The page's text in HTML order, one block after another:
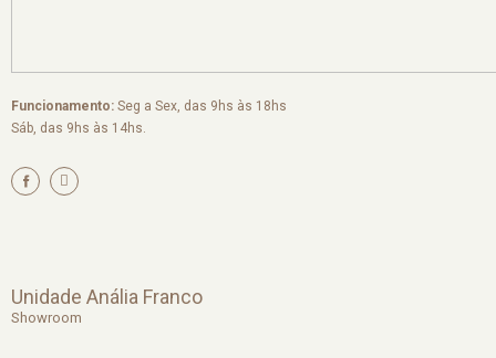
Funcionamento: Seg a Sex, das 9hs às 18hs
Sáb, das 9hs às 14hs.
I
n
s
m
Unidade Anália Franco
Showroom